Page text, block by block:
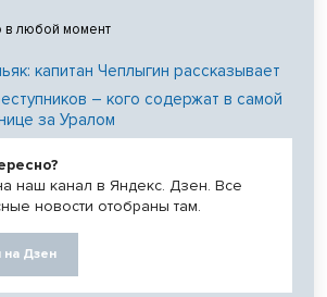
в любой момент
капитан Чеплыгин рассказывает
– кого содержат в самой
за Уралом
наш канал в Яндекс. Дзен. Все
новости отобраны там.
на Дзен